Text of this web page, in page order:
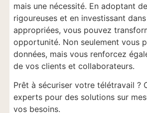
mais une nécessité. En adoptant
rigoureuses et en investissant
appropriées, vous pouvez
opportunité. Non seulement vous
données, mais vous renforcez
de vos clients et collaborateurs.
Prêt à sécuriser votre télétravail ?
experts pour des solutions sur
vos besoins.